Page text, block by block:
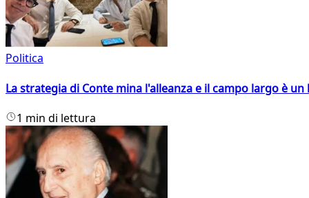
Politica
La strategia di Conte mina l'alleanza e il campo largo è
1 min di lettura